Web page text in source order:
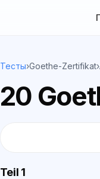
Тесты›Goethe-Zertifikat›
20
Teil 1